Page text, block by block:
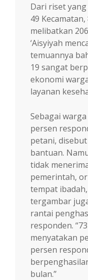
Dari riset
49
melibatkan
‘Aisyiyah
temuannya
19 sangat
ekonomi
layanan
Sebagai
persen
petani,
bantuan.
tidak
pemerintah,
tempat
tergambar
rantai
responden.
menyatakan
persen
bulan.”